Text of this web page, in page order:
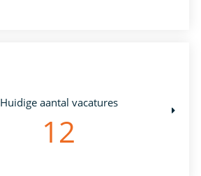
Huidige aantal vacatures
12